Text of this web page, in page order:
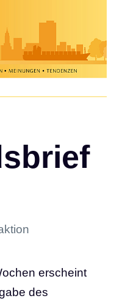
erscheint
des